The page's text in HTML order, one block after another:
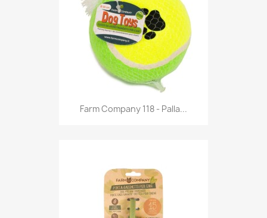
Anteprima
Farm Company 118 - Palla...